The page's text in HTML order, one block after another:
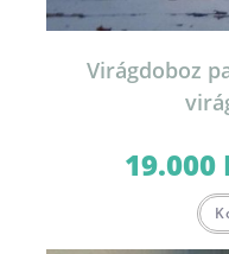
Virágdoboz
19.000